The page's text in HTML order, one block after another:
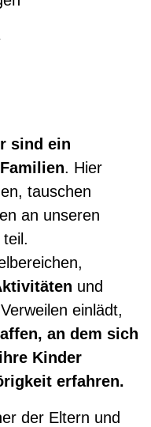
sind ein
. Hier
tauschen
an unseren
und
einlädt,
an dem sich
Kinder
erfahren.
der Eltern und